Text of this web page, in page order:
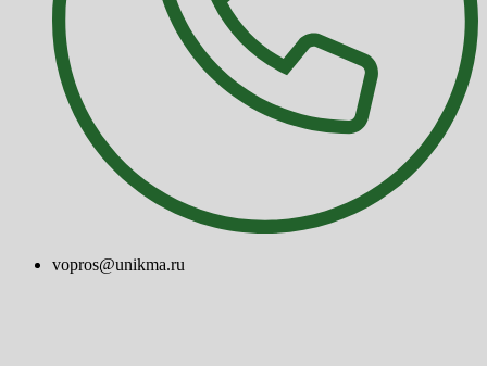
vopros@unikma.ru